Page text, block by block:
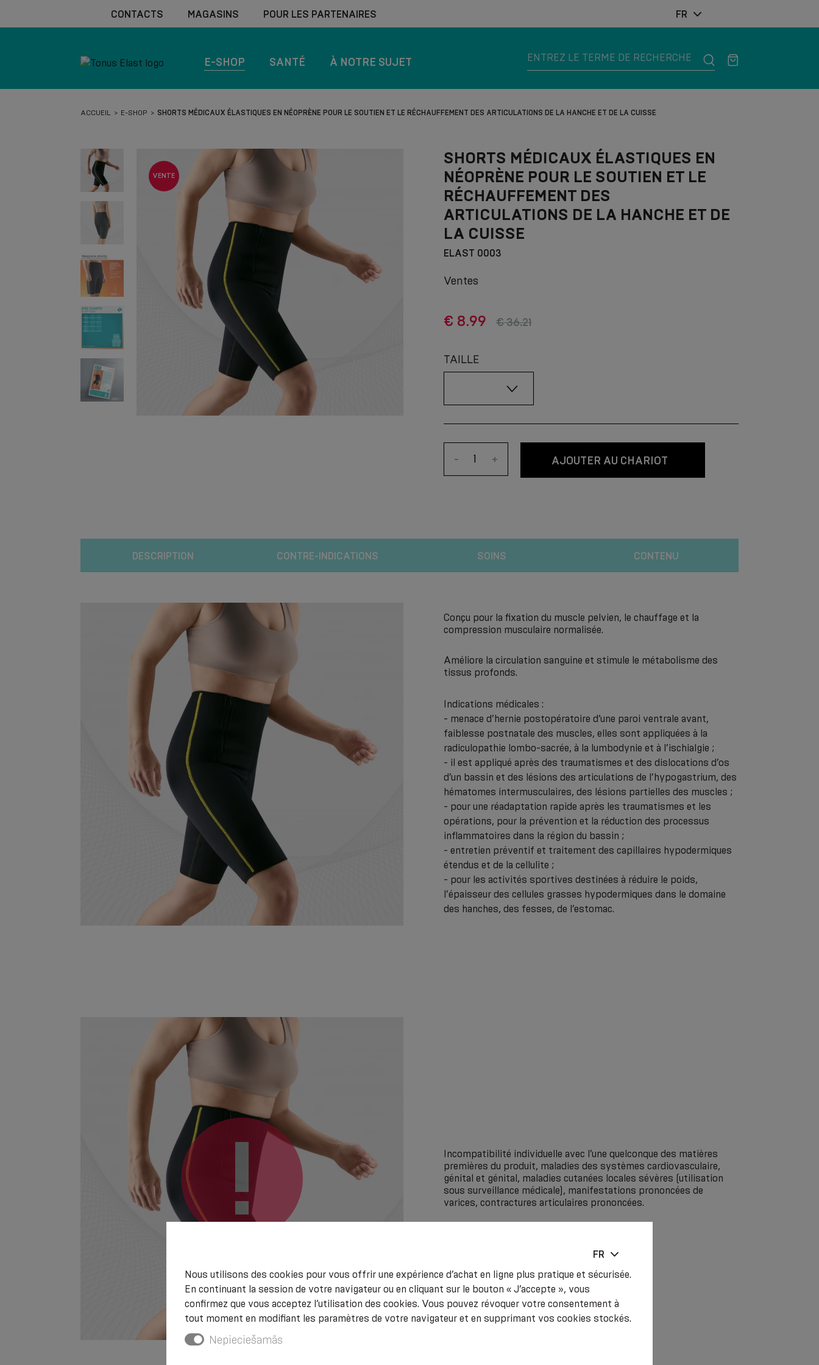
CONTACTS MAGASINS POUR LES PARTENAIRES FR
E-SHOP SANTÉ À NOTRE SUJET
ACCUEIL E-SHOP SHORTS MÉDICAUX ÉLASTIQUES EN NÉOPRÈNE POUR LE SOUTIEN ET LE RÉCHAUFFEMENT DES ARTICULATIONS DE LA HANCHE ET DE LA CUISSE
VENTE
SHORTS MÉDICAUX ÉLASTIQUES EN
NÉOPRÈNE POUR LE SOUTIEN ET LE
RÉCHAUFFEMENT DES
ARTICULATIONS DE LA HANCHE ET DE
LA CUISSE
ELAST 0003
Ventes
€ 8.99 € 36.21
TAILLE
- + AJOUTER AU CHARIOT
DESCRIPTION CONTRE-INDICATIONS SOINS CONTENU
Conçu pour la fixation du muscle pelvien, le chauffage et la
compression musculaire normalisée.
Améliore la circulation sanguine et stimule le métabolisme des
tissus profonds.
Indications médicales :
- menace d’hernie postopératoire d’une paroi ventrale avant,
faiblesse postnatale des muscles, elles sont appliquées à la
radiculopathie lombo-sacrée, à la lumbodynie et à l’ischialgie ;
- il est appliqué après des traumatismes et des dislocations d’os
d’un bassin et des lésions des articulations de l’hypogastrium, des
hématomes intermusculaires, des lésions partielles des muscles ;
- pour une réadaptation rapide après les traumatismes et les
opérations, pour la prévention et la réduction des processus
inflammatoires dans la région du bassin ;
- entretien préventif et traitement des capillaires hypodermiques
étendus et de la cellulite ;
- pour les activités sportives destinées à réduire le poids,
l’épaisseur des cellules grasses hypodermiques dans le domaine
des hanches, des fesses, de l’estomac.
Incompatibilité individuelle avec l’une quelconque des matières
premières du produit, maladies des systèmes cardiovasculaire,
génital et génital, maladies cutanées locales sévères (utilisation
sous surveillance médicale), manifestations prononcées de
varices, contractures articulaires prononcées.
FR
Nous utilisons des cookies pour vous offrir une expérience d’achat en ligne plus pratique et sécurisée.
En continuant la session de votre navigateur ou en cliquant sur le bouton « J’accepte », vous
confirmez que vous acceptez l’utilisation des cookies. Vous pouvez révoquer votre consentement à
tout moment en modifiant les paramètres de votre navigateur et en supprimant vos cookies stockés.
Nepieciešamās